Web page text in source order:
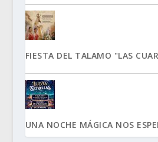
FIESTA DEL TALAMO "LAS
UNA NOCHE MÁGICA NOS